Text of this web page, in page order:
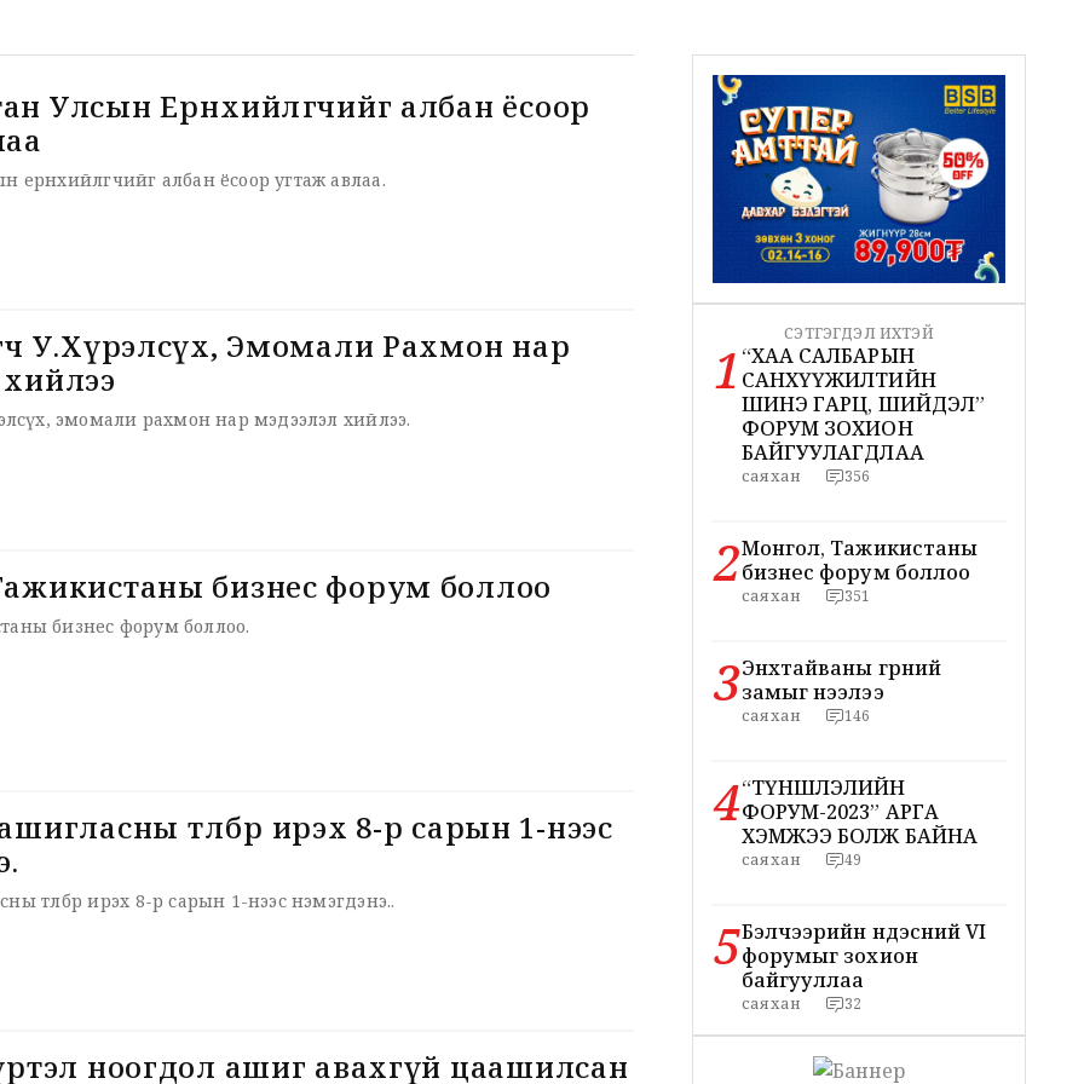
Улсын Ерөнхийлөгчийг албан ёсоор
ерөнхийлөгчийг албан ёсоор угтаж авлаа.
У.Хүрэлсүх, Эмомали Рахмон нар
эмомали рахмон нар мэдээлэл хийлээ.
бизнес форум боллоо
бизнес форум боллоо.
ирэх 8-р сарын 1-нээс
Авто зам ашигласны төлбөр ирэх 8-р сарын 1-нээс нэмэгдэнэ..
ноогдол ашиг авахгүй цаашилсан
СЭТГЭГДЭЛ ИХТЭЙ
1 “ХАА САЛБАРЫН
САНХҮҮЖИЛТИЙН
ШИНЭ ГАРЦ, ШИЙДЭЛ”
ФОРУМ ЗОХИОН
БАЙГУУЛАГДЛАА
саяхан 356
2Монгол, Тажикистаны
бизнес форум боллоо
саяхан 351
3Энхтайваны гүүрний
замыг нээлээ
саяхан 146
4“ТҮНШЛЭЛИЙН
ФОРУМ-2023” АРГА
ХЭМЖЭЭ БОЛЖ БАЙНА
саяхан 49
5Бэлчээрийн үндэсний VI
форумыг зохион
байгууллаа
саяхан 32